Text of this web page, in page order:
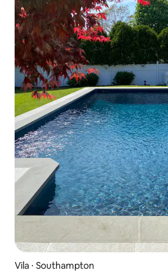
Vila ⋅ Southampton